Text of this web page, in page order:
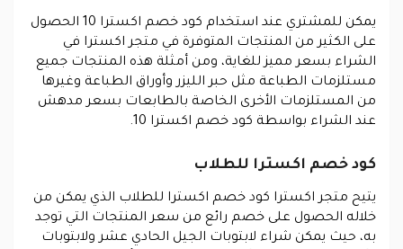
يمكن للمشتري عند استخدام كود خصم اكسترا 10 الحصول
على الكثير من المنتجات المتوفرة في متجر اكسترا في
الشراء بسعر مميز للغاية، ومن أمثلة هذه المنتجات جميع
مستلزمات الطباعة مثل حبر الليزر وأوراق الطباعة وغيرها
من المستلزمات الأخرى الخاصة بالطابعات بسعر مدهش
عند الشراء بواسطة كود خصم اكسترا 10.
كود خصم اكسترا للطلاب
يتيح متجر اكسترا كود خصم اكسترا للطلاب الذي يمكن من
خلاله الحصول على خصم رائع من سعر المنتجات التي توجد
به، حيث يمكن شراء لابتوبات الجيل الحادي عشر ولابتوبات